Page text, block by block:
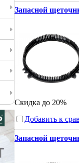
Запасной
Скидка до 20%
Добавить к
Запасной